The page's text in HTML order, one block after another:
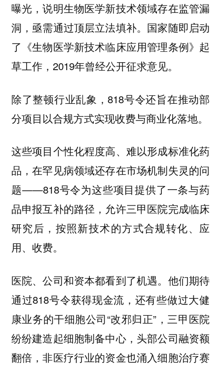
曝光，说明生物医学新技术领域存在监管漏
洞，亟需通过顶层立法填补。国家随即启动
了《生物医学新技术临床应用管理条例》起
草工作，2019年曾经公开征求意见。
除了整顿行业乱象，818号令还旨在推动部
分项目以合规方式实现收费与商业化落地。
这些项目个性化程度高、难以形成标准化药
品，在罕见病领域还存在市场机制失灵的问
题——818号令为这些项目提供了一条与药
品申报互补的路径，允许三甲医院完成临床
研究后，按照新技术的方式合规转化、应
用、收费。
医院、公司和资本都看到了机遇。他们期待
通过818号令获得现金流，还有些做过大健
康业务的干细胞公司“改邪归正”，三甲医院
纷纷建造起细胞制备中心，头部公司融资额
翻倍，非医疗行业的资金也涌入细胞治疗赛